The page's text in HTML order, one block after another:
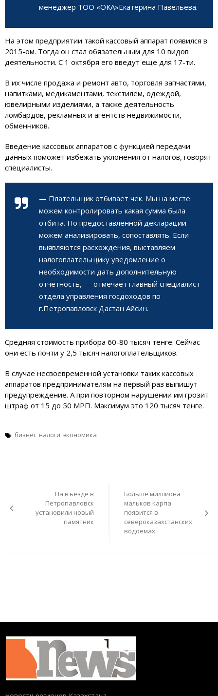
менеджер ТОО «ОКА»Екатерина Павельева.
На этом предприятии такой кассовый аппарат появился в
2015-ом. Тогда он стал обязательным для 10 видов
деятельности. С 1 октября его введут еще для 17-ти.
В их числе продажа и ремонт авто, торговля запчастями,
напитками, медикаментами, текстилем, одеждой,
ювелирными изделиями, а также деятельность
ломбардов, рекламных и агентств недвижимости,
обменников.
Введение кассовых аппаратов с функцией передачи
данных поможет избежать уклонения от налогов, говорят
специалисты.
— Плательщик отбивает чек. Мы на месте
можем контролировать какая сумма была
отбита. По предоставленной декларации
можем анализировать, сопоставлять. Если
выявляются расхождения, выставляем
налогоплательщику уведомление о
необходимости дать дополнительную
отчетность, — отмечает главный специалист
отдела управления госдоходов по
г.Петропавловск Дастан Айсин.
Средняя стоимость прибора 60-80 тысяч тенге. Сейчас
они есть почти у 2,5 тысяч налогоплательщиков.
В случае несвоевременной установки таких кассовых
аппаратов предпринимателям на первый раз выпишут
предупреждение. А при повторном нарушении им грозит
штраф от 15 до 50 МРП. Максимум это 120 тысяч тенге.
бизнес налоги экономика
На въезде в
Петропавловск
установили новый
памятник
Больше миллиона
мальков карпа
появится в
североказахстанских
водоемах